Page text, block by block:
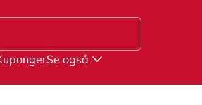
Se også